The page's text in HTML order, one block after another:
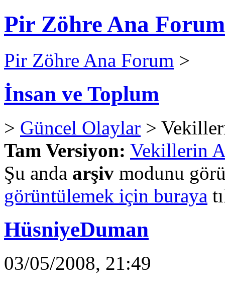
Pir Zöhre Ana Forum
Pir Zöhre Ana Forum >
İnsan ve Toplum
> Güncel Olaylar >
Tam Versiyon: Vekillerin
Şu anda arşiv modunu
görüntülemek için buraya
HüsniyeDuman
03/05/2008, 21:49